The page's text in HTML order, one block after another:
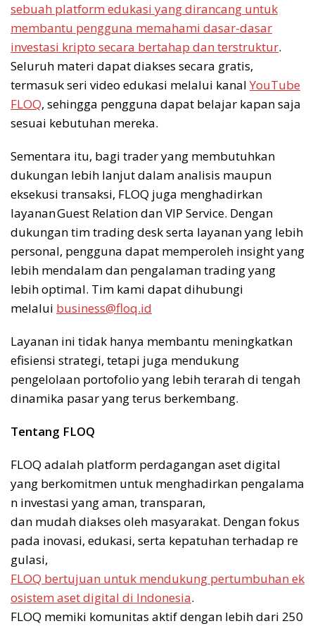
sebuah platform edukasi yang dirancang untuk
membantu pengguna memahami dasar-dasar
investasi kripto secara bertahap dan terstruktur.
Seluruh materi dapat diakses secara gratis,
termasuk seri video edukasi melalui kanal YouTube
FLOQ, sehingga pengguna dapat belajar kapan saja
sesuai kebutuhan mereka.
Sementara itu, bagi trader yang membutuhkan
dukungan lebih lanjut dalam analisis maupun
eksekusi transaksi, FLOQ juga menghadirkan
layanan Guest Relation dan VIP Service. Dengan
dukungan tim trading desk serta layanan yang lebih
personal, pengguna dapat memperoleh insight yang
lebih mendalam dan pengalaman trading yang
lebih optimal. Tim kami dapat dihubungi
melalui business@floq.id
Layanan ini tidak hanya membantu meningkatkan
efisiensi strategi, tetapi juga mendukung
pengelolaan portofolio yang lebih terarah di tengah
dinamika pasar yang terus berkembang.
Tentang FLOQ
FLOQ adalah platform perdagangan aset digital
yang berkomitmen untuk menghadirkan pengalama
n investasi yang aman, transparan,
dan mudah diakses oleh masyarakat. Dengan fokus
pada inovasi, edukasi, serta kepatuhan terhadap re
gulasi,
FLOQ bertujuan untuk mendukung pertumbuhan ek
osistem aset digital di Indonesia.
FLOQ memiki komunitas aktif dengan lebih dari 250